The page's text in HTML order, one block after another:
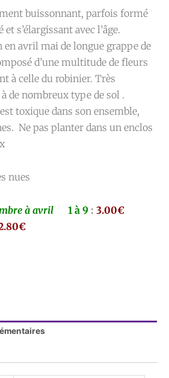
buissonnant, parfois formé
s’élargissant avec l’âge.
avril mai de longue grappe de
d’une multitude de fleurs
à celle du robinier. Très
de nombreux type de sol .
toxique dans son ensemble,
Ne pas planter dans un enclos
nues
à avril 1 à 9 : 3.00€